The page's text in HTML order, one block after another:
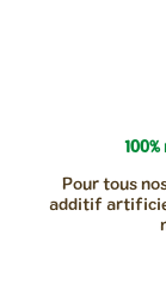
Pour tous
additif